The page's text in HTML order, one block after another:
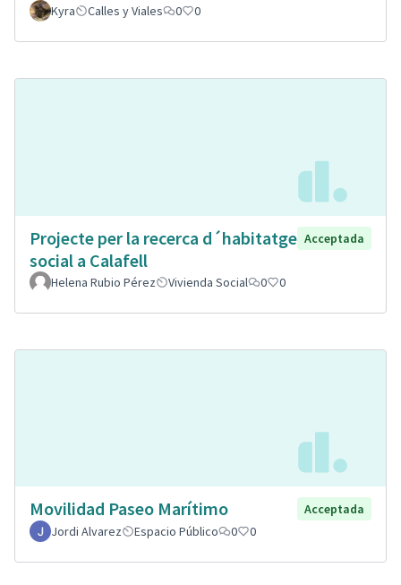
Kyra Calles y Viales 0 0
Projecte per la recerca d´habitatge
social a Calafell
Acceptada
Helena Rubio Pérez Vivienda Social 0 0
Movilidad Paseo Marítimo
Acceptada
Jordi Alvarez
Espacio Público 0 0